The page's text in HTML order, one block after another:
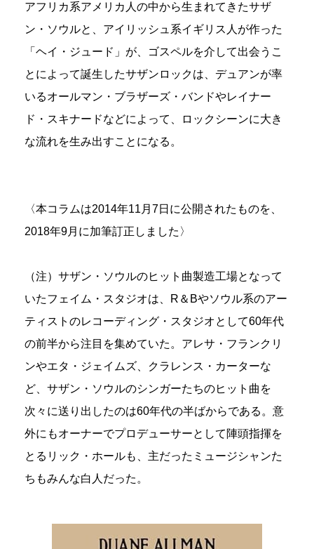
アフリカ系アメリカ人の中から生まれてきたサザ
ン・ソウルと、アイリッシュ系イギリス人が作った
「ヘイ・ジュード」が、ゴスペルを介して出会うこ
とによって誕生したサザンロックは、デュアンが率
いるオールマン・ブラザーズ・バンドやレイナー
ド・スキナードなどによって、ロックシーンに大き
な流れを生み出すことになる。
〈本コラムは2014年11月7日に公開されたものを、
2018年9月に加筆訂正しました〉
（注）サザン・ソウルのヒット曲製造工場となって
いたフェイム・スタジオは、R＆Bやソウル系のアー
ティストのレコーディング・スタジオとして60年代
の前半から注目を集めていた。アレサ・フランクリ
ンやエタ・ジェイムズ、クラレンス・カーターな
ど、サザン・ソウルのシンガーたちのヒット曲を
次々に送り出したのは60年代の半ばからである。意
外にもオーナーでプロデューサーとして陣頭指揮を
とるリック・ホールも、主だったミュージシャンた
ちもみんな白人だった。